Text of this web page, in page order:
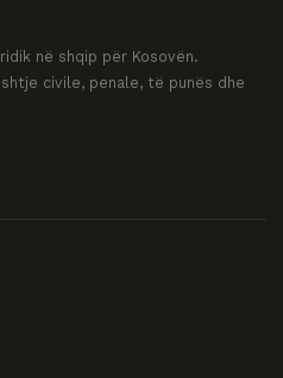
në shqip për Kosovën.
civile, penale, të punës dhe